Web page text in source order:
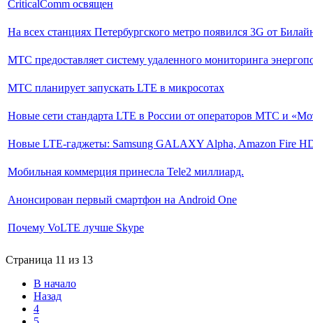
CriticalComm освящен
На всех станциях Петербургского метро появился 3G от
МТС предоставляет систему удаленного мониторинга
МТС планирует запускать LTE в микросотах
Новые сети стандарта LTE в России от операторов МТС и
Новые LTE-гаджеты: Samsung GALAXY Alpha, Amazon Fire
Мобильная коммерция принесла Tele2 миллиард.
Анонсирован первый смартфон на Android One
Почему VoLTE лучше Skype
Страница 11 из 13
В начало
Назад
4